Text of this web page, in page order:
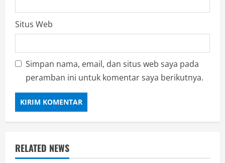
Situs Web
Simpan nama, email, dan situs web saya pada
peramban ini untuk komentar saya berikutnya.
RELATED NEWS